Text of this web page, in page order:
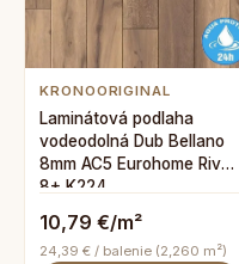
KRONOORIGINAL
Laminátová podlaha
vodeodolná Dub Bellano
8mm AC5 Eurohome River
8+ K224
10,79 €/m²
24,39 € / balenie (2,260 m²)